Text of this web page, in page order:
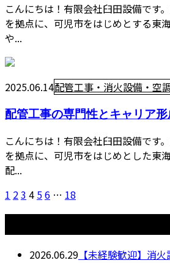
こんにちは！有限会社臼田設備です
を拠点に、可児市をはじめとする東
や...
2025.06.14配管工事・消火設備・空
配管工事の専門性とキャリア形
こんにちは！有限会社臼田設備です
を拠点に、可児市をはじめとした東
配...
1 23 4 56 … 18
2026.06.29 【未経験歓迎】消